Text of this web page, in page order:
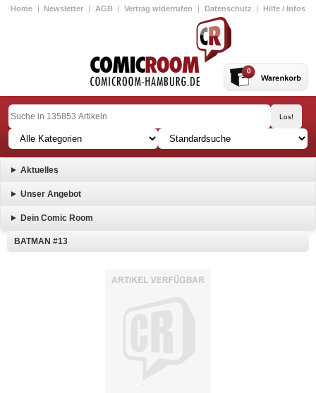
Home | Newsletter | AGB | Vertrag widerrufen | Datenschutz | Hilfe / Infos
0
Aktuelles
Unser Angebot
Dein Comic Room
BATMAN #13